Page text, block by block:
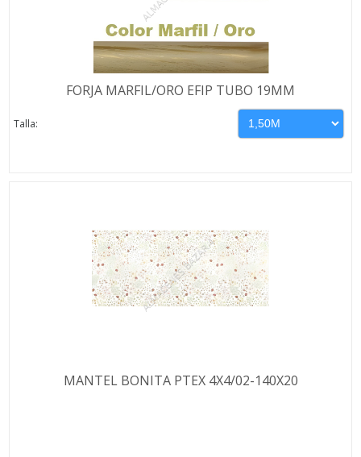
FORJA MARFIL/ORO EFIP TUBO 19MM
Talla:
MANTEL BONITA PTEX 4X4/02-140X20